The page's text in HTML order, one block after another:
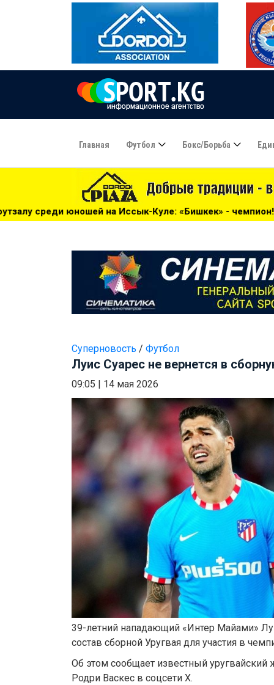
Главная Футбол Бокс/борьба
Куле: «Бишкек» - чемпион! - 17:21 ***Высшая
Суперновость / Футбол
Луис Суарес не вернется в
09:05 14 мая 2026
39-летний нападающий «Интер Майами»
состав сборной Уругвая для участия в
Об этом сообщает известный уругвайский
Родри Васкес в соцсети X.